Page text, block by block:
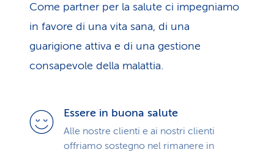
Come partner per la salute ci impegniamo
in favore di una vita sana, di una
guarigione attiva e di una gestione
consapevole della malattia.
Essere in buona salute
Alle nostre clienti e ai nostri clienti
offriamo sostegno nel rimanere in